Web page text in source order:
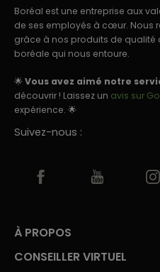
Boréal est une entreprise aux
de ses employés à cœur. Nous
grâce à nos produits de qualité
boréale qui nous entoure.
🌟Vous avez aimé notre
découvrir ! Laissez un avis sur
expérience. 🌟
Suivez-nous :
À PROPOS
CONSEILLER VIRTUEL